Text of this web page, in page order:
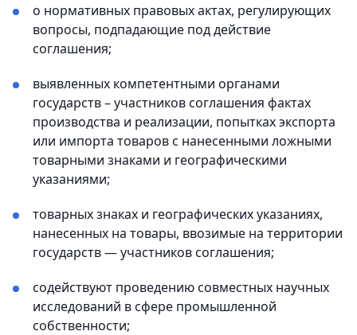
о нормативных правовых актах, регулирующих
вопросы, подпадающие под действие
соглашения;
выявленных компетентными органами
государств – участников соглашения фактах
производства и реализации, попытках экспорта
или импорта товаров с нанесенными ложными
товарными знаками и географическими
указаниями;
товарных знаках и географических указаниях,
нанесенных на товары, ввозимые на территории
государств — участников соглашения;
содействуют проведению совместных научных
исследований в сфере промышленной
собственности;